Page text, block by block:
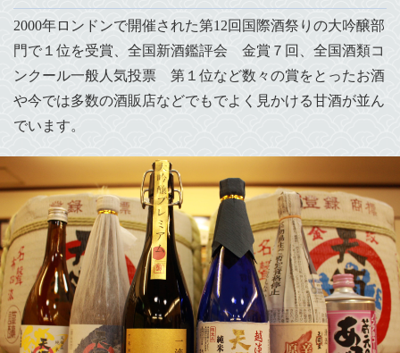
2000年ロンドンで開催された第12回国際酒祭りの大吟醸部
門で１位を受賞、全国新酒鑑評会 金賞７回、全国酒類コ
ンクール一般人気投票 第１位など数々の賞をとったお酒
や今では多数の酒販店などでもでよく見かける甘酒が並ん
でいます。